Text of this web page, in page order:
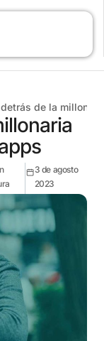
de la
3 de agosto
2023